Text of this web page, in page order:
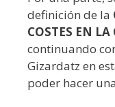
definición de la
COSTES EN
continuando
Gizardatz en
poder hacer